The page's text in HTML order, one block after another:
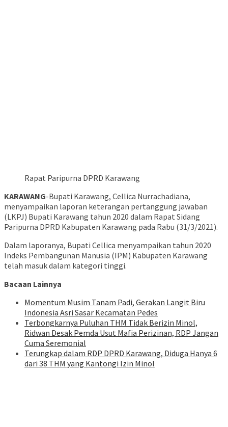
Rapat Paripurna DPRD Karawang
KARAWANG-Bupati Karawang, Cellica Nurrachadiana,
menyampaikan laporan keterangan pertanggung jawaban
(LKPJ) Bupati Karawang tahun 2020 dalam Rapat Sidang
Paripurna DPRD Kabupaten Karawang pada Rabu (31/3/2021).
Dalam laporanya, Bupati Cellica menyampaikan tahun 2020
Indeks Pembangunan Manusia (IPM) Kabupaten Karawang
telah masuk dalam kategori tinggi.
Bacaan Lainnya
Momentum Musim Tanam Padi, Gerakan Langit Biru
Indonesia Asri Sasar Kecamatan Pedes
Terbongkarnya Puluhan THM Tidak Berizin Minol,
Ridwan Desak Pemda Usut Mafia Perizinan, RDP Jangan
Cuma Seremonial
Terungkap dalam RDP DPRD Karawang, Diduga Hanya 6
dari 38 THM yang Kantongi Izin Minol